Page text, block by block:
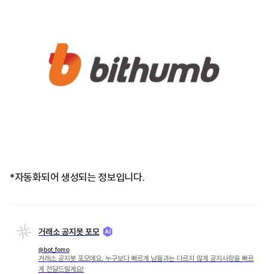
*자동화되어 생성되는 정보입니다.
거래소 공지봇 포모
@bot_fomo
거래소 공지봇 포모에요. 누구보다 빠르게 남들과는 다르지 않게 공지사항을 빠르
게 전달드릴게요!